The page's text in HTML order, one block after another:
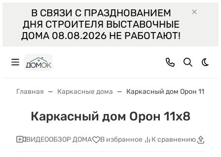
В СВЯЗИ С ПРАЗДНОВАНИЕМ
ДНЯ СТРОИТЕЛЯ ВЫСТАВОЧНЫЕ
ДОМА 08.08.2026 НЕ РАБОТАЮТ!
Главная Каркасные дома Каркасный дом Орон 11x8
Каркасный дом Орон 11x8
ВИДЕООБЗОР ДОМА В избранное К сравнению